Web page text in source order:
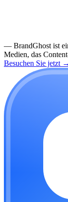
— BrandGhost ist
Medien, das
Besuchen Sie jetzt →